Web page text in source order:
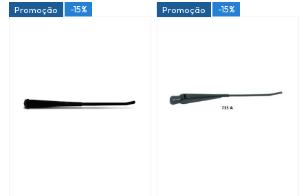
Promoção -15% Promoção -15%